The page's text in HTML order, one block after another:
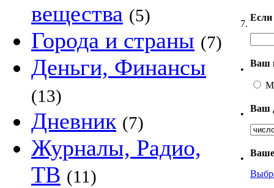
вещества (5)
Города и страны (7)
Деньги, Финансы
(13)
Дневник (7)
Журналы, Радио,
ТВ (11)
7.
•
Ваш
•
Ваш
•
Ваше